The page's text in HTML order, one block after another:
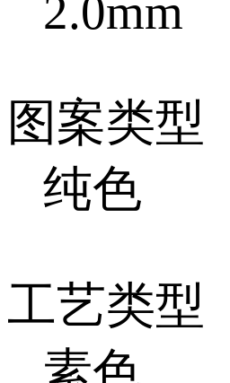
2.0mm
图案类型
纯色
工艺类型
素色